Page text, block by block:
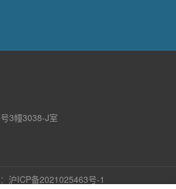
3幢3038-J室
沪ICP备2021025463号-1